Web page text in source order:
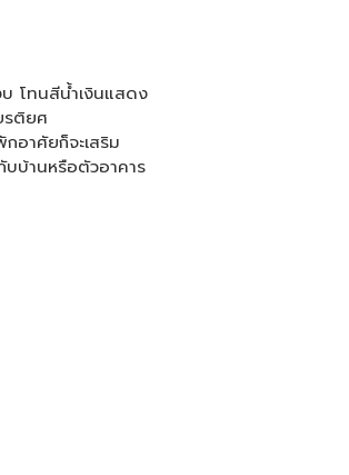
โทนสีน้ำเงินแสดง
รติยศ
อาศัยก็จะเสริม
บบ้านหรือตัวอาคาร